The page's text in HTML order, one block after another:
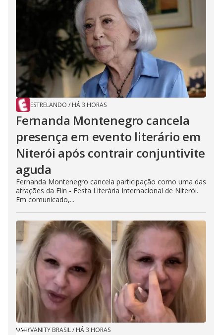
ESTRELANDO / HÁ 3 HORAS
Fernanda Montenegro cancela
presença em evento literário em
Niterói após contrair conjuntivite
aguda
Fernanda Montenegro cancela participação como uma das
atrações da Flin - Festa Literária Internacional de Niterói.
Em comunicado,...
VANITY BRASIL/ HÁ 3 HORAS